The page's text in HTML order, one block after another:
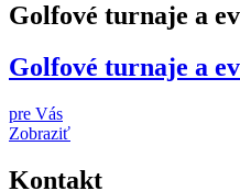
Golfové turnaje a
Golfové turnaje a
pre Vás
Zobraziť
Kontakt